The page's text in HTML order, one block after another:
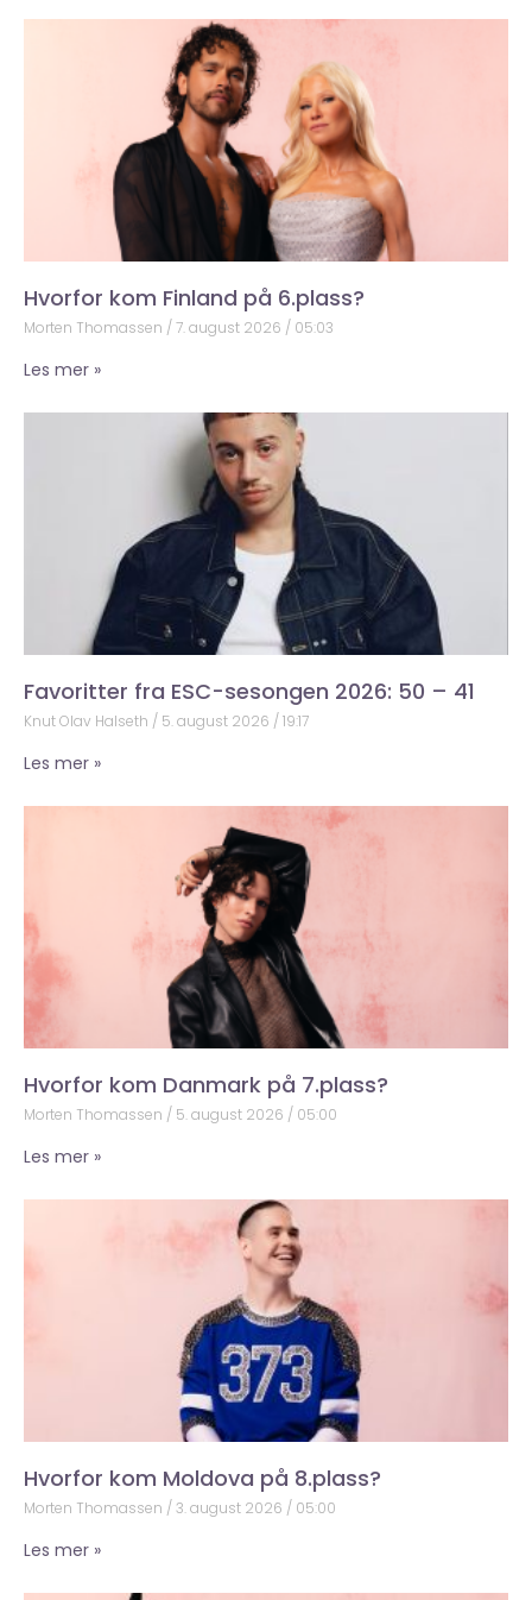
Hvorfor kom Finland på 6.plass?
Morten Thomassen 7. august 2026 05:03
Les mer »
Favoritter fra ESC-sesongen 2026: 50 – 41
Knut Olav Halseth 5. august 2026 19:17
Les mer »
Hvorfor kom Danmark på 7.plass?
Morten Thomassen 5. august 2026 05:00
Les mer »
Hvorfor kom Moldova på 8.plass?
Morten Thomassen 3. august 2026 05:00
Les mer »